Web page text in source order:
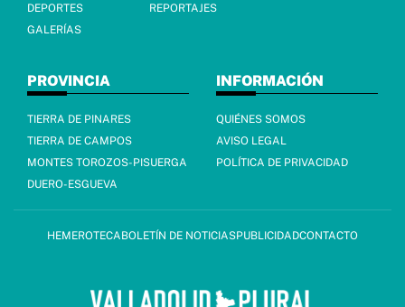
DEPORTES
REPORTAJES
GALERÍAS
PROVINCIA
TIERRA DE PINARES
TIERRA DE CAMPOS
MONTES TOROZOS-PISUERGA
DUERO-ESGUEVA
INFORMACIÓN
QUIÉNES SOMOS
AVISO LEGAL
POLÍTICA DE PRIVACIDAD
HEMEROTECABOLETÍN DE NOTICIASPUBLICIDADCONTACTO